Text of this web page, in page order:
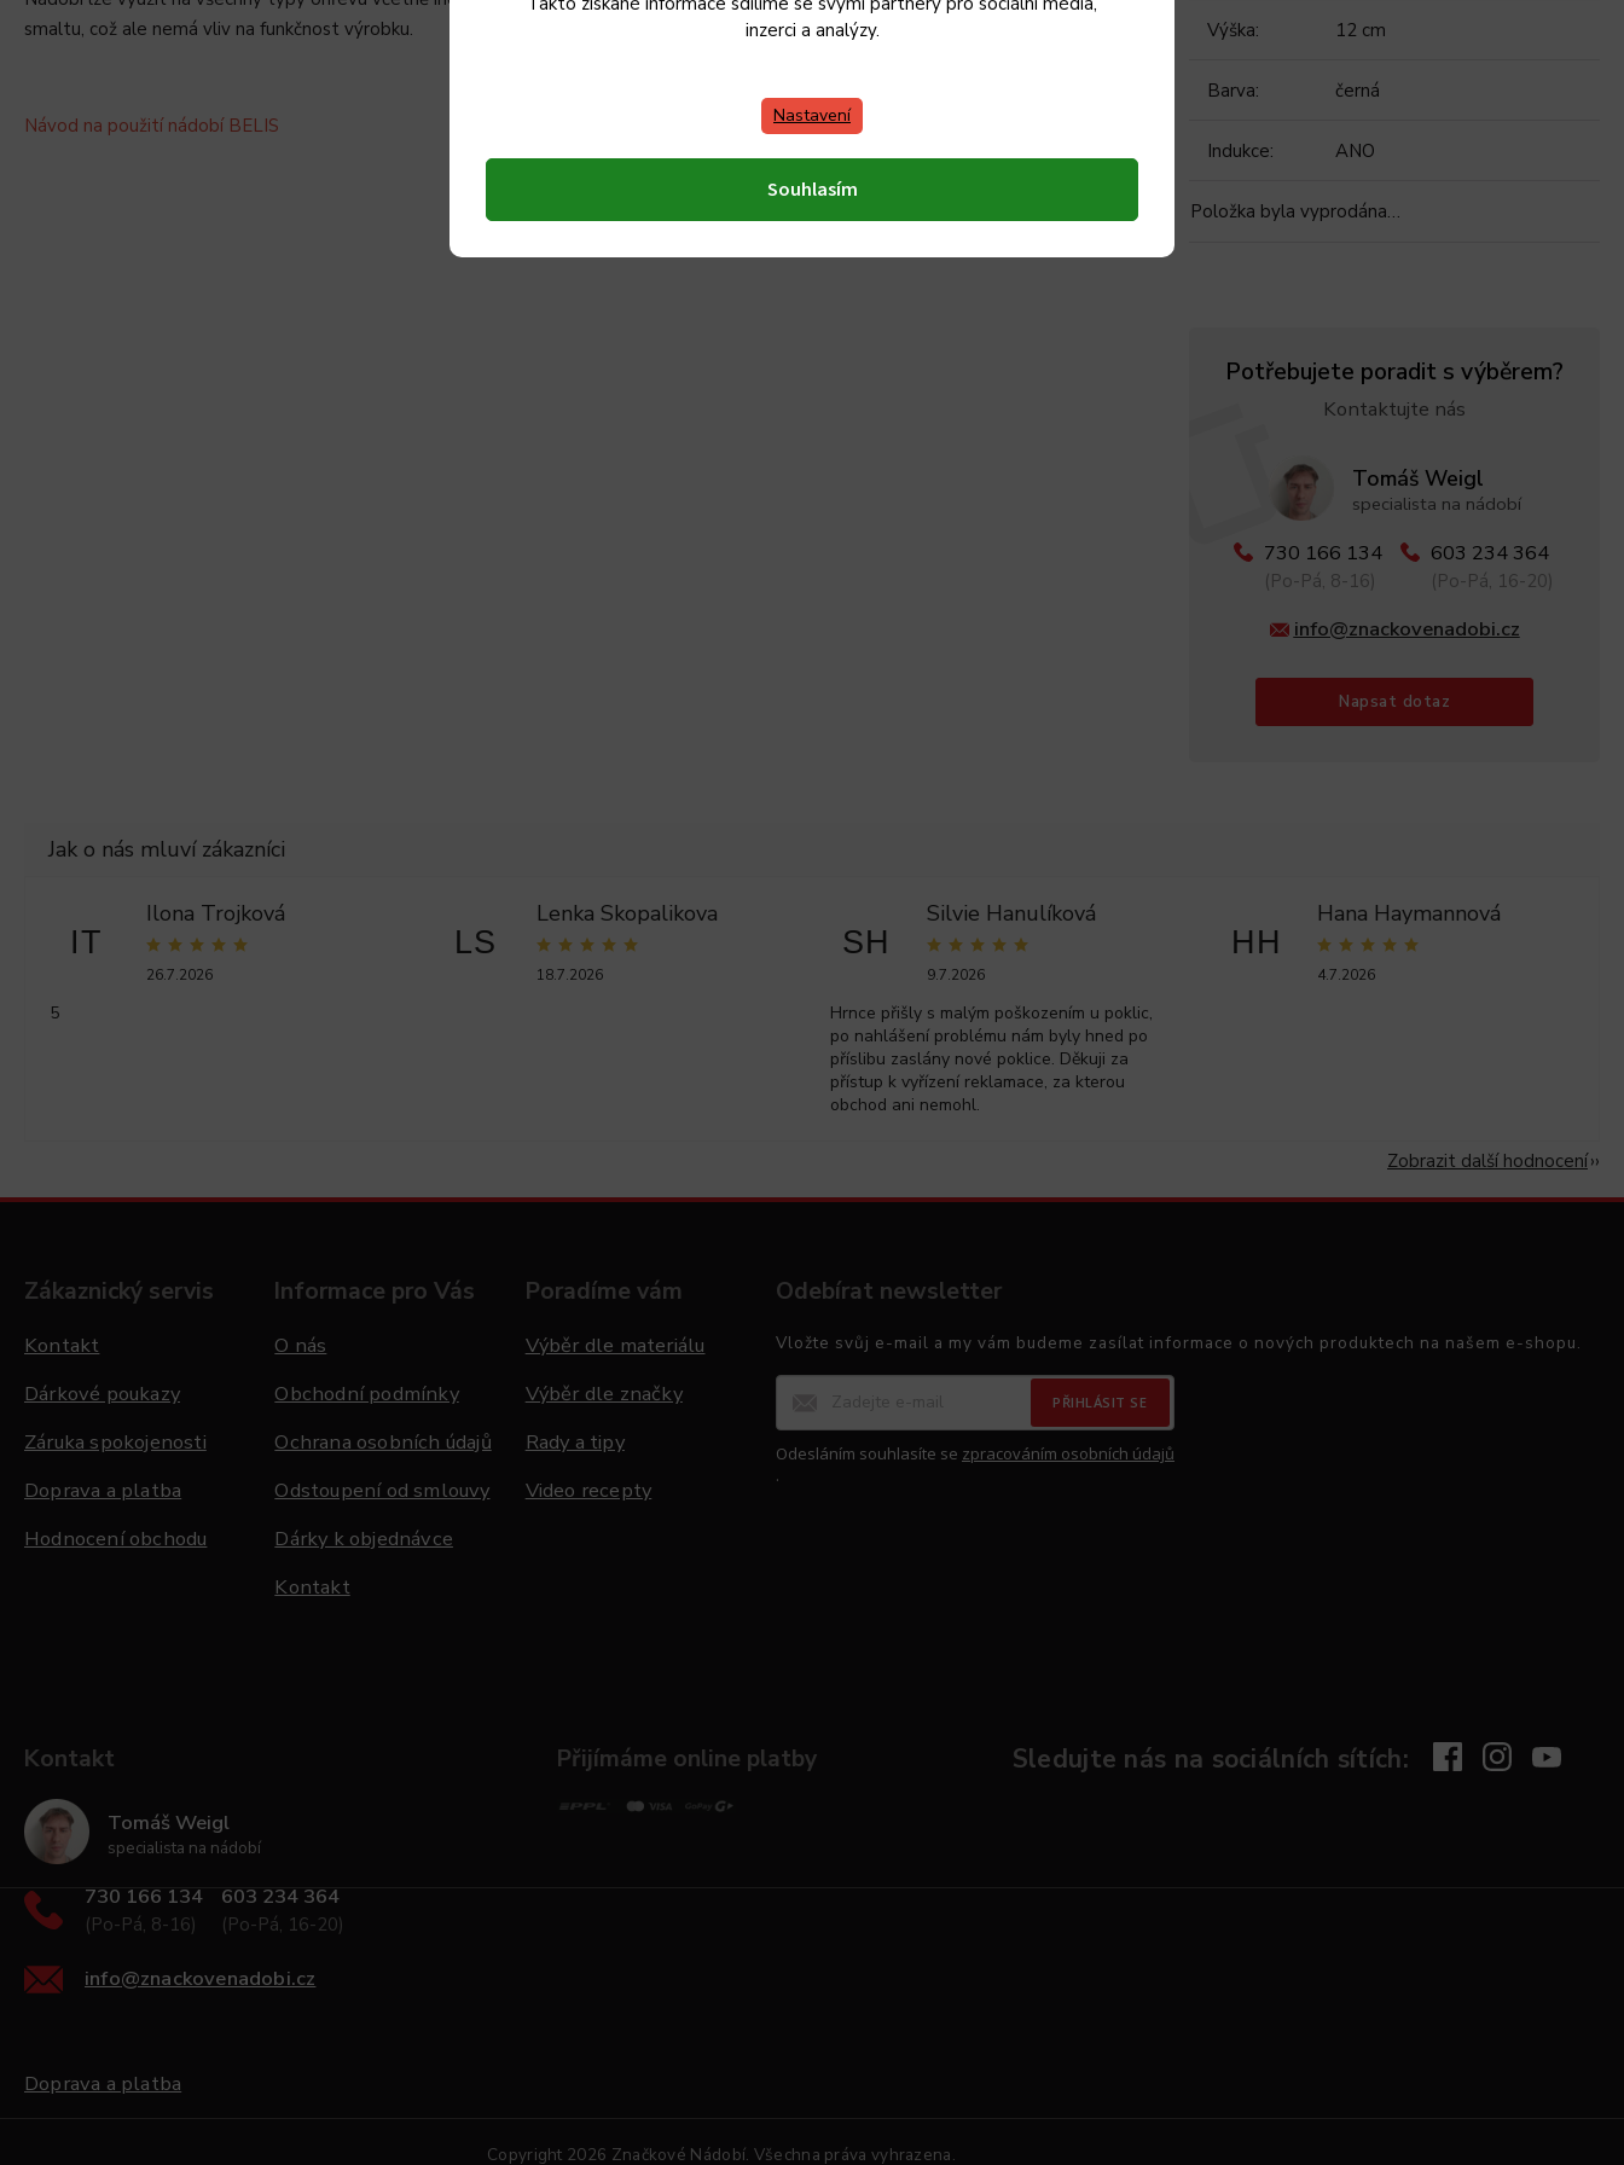
inzerci a analýzy.
Nastavení
Souhlasím
smaltu, což ale nemá vliv na funkčnost výrobku.
Návod na použití nádobí BELIS
Výška: 12 cm
Barva: černá
Indukce: ANO
Položka byla vyprodána…
Potřebujete poradit s výběrem?
Kontaktujte nás
Tomáš Weigl
specialista na nádobí
730 166 134
(Po-Pá, 8-16)
603 234 364
(Po-Pá, 16-20)
info@znackovenadobi.cz
Napsat dotaz
IT
Ilona Trojková
26.7.2026
5
LS
Lenka Skopalikova
18.7.2026
SH
Silvie Hanulíková
9.7.2026
Hrnce přišly s malým poškozením u poklic,
po nahlášení problému nám byly hned po
příslibu zaslány nové poklice. Děkuji za
přístup k vyřízení reklamace, za kterou
obchod ani nemohl.
HH
Hana Haymannová
4.7.2026
Zobrazit další hodnocení
Zákaznický servis
Kontakt
Dárkové poukazy
Záruka spokojenosti
Doprava a platba
Hodnocení obchodu
Informace pro Vás
O nás
Obchodní podmínky
Ochrana osobních údajů
Odstoupení od smlouvy
Dárky k objednávce
Kontakt
Poradíme vám
Výběr dle materiálu
Výběr dle značky
Rady a tipy
Video recepty
Odebírat newsletter
Vložte svůj e-mail a my vám budeme zasílat informace o nových produktech na našem e-shopu.
PŘIHLÁSIT SE
Odesláním souhlasíte se zpracováním osobních údajů
.
Kontakt
Tomáš Weigl
specialista na nádobí
730 166 134
(Po-Pá, 8-16)
603 234 364
(Po-Pá, 16-20)
info@znackovenadobi.cz
Přijímáme online platby Sledujte nás na sociálních sítích:
Doprava a platba
Copyright 2026 Značkové Nádobí. Všechna práva vyhrazena.